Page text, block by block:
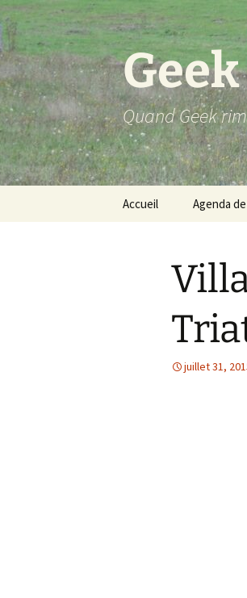
Aller
au
contenu
Quand Geek
Accueil Agenda
Résultats
Résultats
juillet 31,